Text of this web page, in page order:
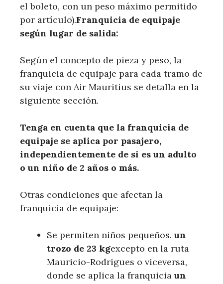
el boleto, con un peso máximo permitido
por artículo).Franquicia de equipaje
según lugar de salida:
Según el concepto de pieza y peso, la
franquicia de equipaje para cada tramo de
su viaje con Air Mauritius se detalla en la
siguiente sección.
Tenga en cuenta que la franquicia de
equipaje se aplica por pasajero,
independientemente de si es un adulto
o un niño de 2 años o más.
Otras condiciones que afectan la
franquicia de equipaje:
Se permiten niños pequeños.un
trozo de 23 kgexcepto en la ruta
Mauricio-Rodrigues o viceversa,
donde se aplica la franquiciaun